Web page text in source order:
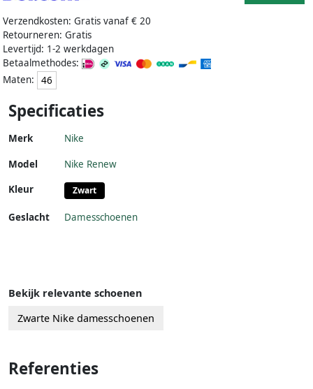
Verzendkosten: Gratis vanaf € 20
Retourneren: Gratis
Levertijd: 1-2 werkdagen
Betaalmethodes:
Maten:
46
Specificaties
Merk Nike
Model
Nike Renew
Kleur
Zwart
Geslacht Damesschoenen
Bekijk relevante schoenen
Zwarte Nike damesschoenen
Referenties